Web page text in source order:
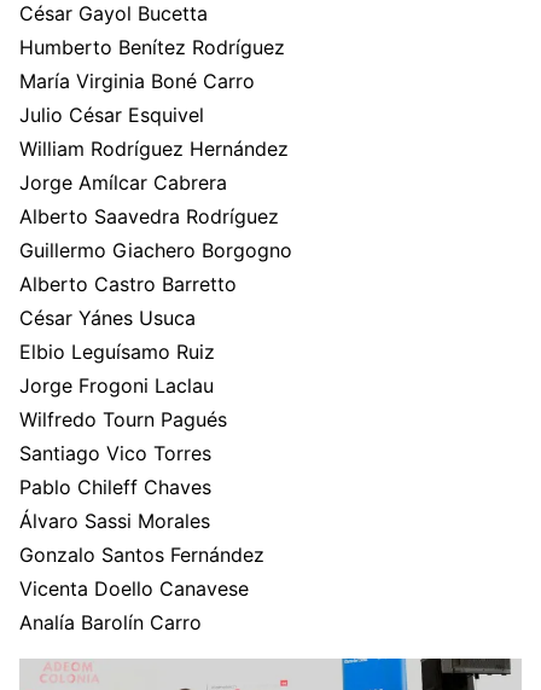
César Gayol Bucetta
Humberto Benítez Rodríguez
María Virginia Boné Carro
Julio César Esquivel
William Rodríguez Hernández
Jorge Amílcar Cabrera
Alberto Saavedra Rodríguez
Guillermo Giachero Borgogno
Alberto Castro Barretto
César Yánes Usuca
Elbio Leguísamo Ruiz
Jorge Frogoni Laclau
Wilfredo Tourn Pagués
Santiago Vico Torres
Pablo Chileff Chaves
Álvaro Sassi Morales
Gonzalo Santos Fernández
Vicenta Doello Canavese
Analía Barolín Carro